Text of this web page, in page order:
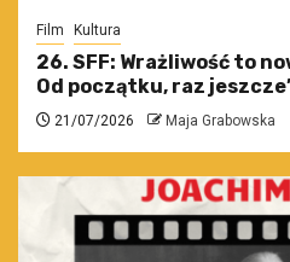
Film Kultura
26. SFF: Wrażliwość to
Od początku, raz
21/07/2026 Maja Grabowska